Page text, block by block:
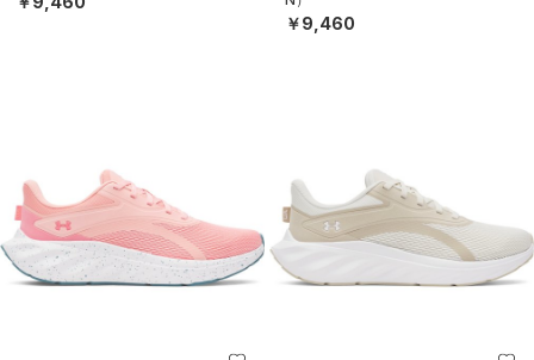
￥9,460